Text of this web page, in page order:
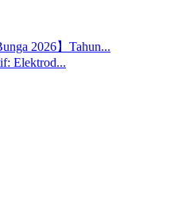
2026】Tahun...
Elektrod...